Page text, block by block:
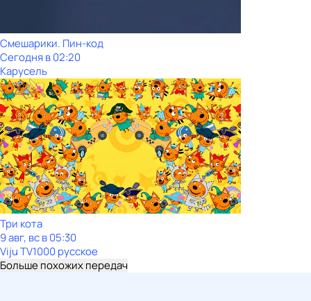
Смешарики. Пин-код
Сегодня в 02:20
Карусель
Три кота
9 авг, вс в 05:30
Viju TV1000 русское
Больше похожих передач